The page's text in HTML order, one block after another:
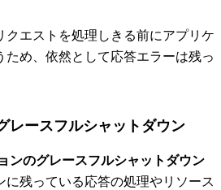
クエストを処理しきる前にアプリケ
ため、依然として応答エラーは残っ
レースフルシャットダウン
ンのグレースフルシャットダウン
に残っている応答の処理やリソース